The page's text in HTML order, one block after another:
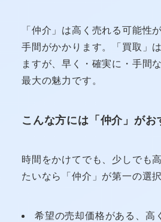
「仲介」は高く売れる可能性
手間がかかります。「買取」
ますが、早く・確実に・手間
最大の魅力です。
こんな方には「仲介」がお
時間をかけてでも、少しでも
たいなら「仲介」が第一の選択
希望の売却価格がある、高